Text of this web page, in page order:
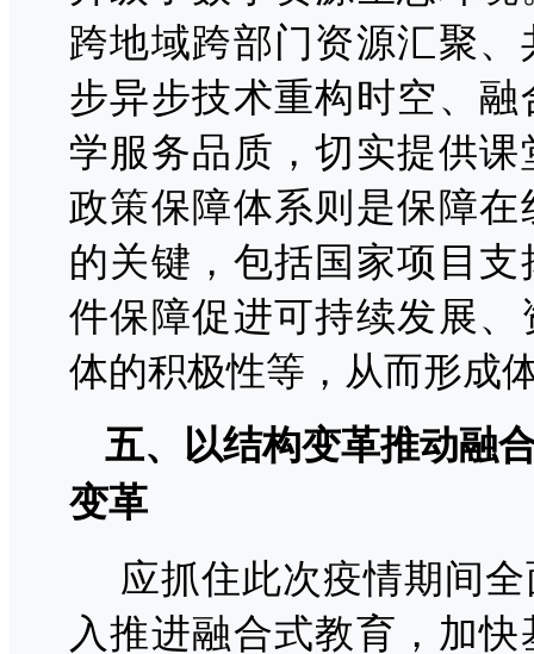
跨地域跨部门资源汇聚
步异步技术重构时空、
学服务品质，切实提供
政策保障体系则是保障
的关键，包括国家项目
件保障促进可持续发展
体的积极性等，从而形成
五、以结构变革推动融
变革
应抓住此次疫情期间
入推进融合式教育，加